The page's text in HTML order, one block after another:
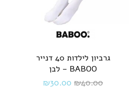
גרביון לילדות 40 דנייר
BABOO – לבן
₪40.00
₪30.00